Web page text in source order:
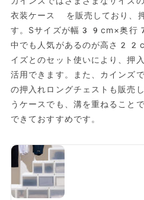
衣装ケース を販売しており、
す。Sサイズが幅39cm×奥
中でも人気があるのが高さ
イズとのセット使いにより、押
活用できます。また、カインズ
の押入れロングチェストも販売
うケースでも、溝を重ねること
できておすすめです。